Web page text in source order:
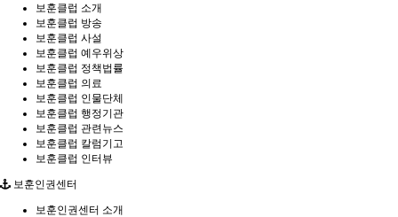
보훈클럽 소개
보훈클럽 방송
보훈클럽 사설
보훈클럽 예우위상
보훈클럽 정책법률
보훈클럽 의료
보훈클럽 인물단체
보훈클럽 행정기관
보훈클럽 관련뉴스
보훈클럽 칼럼기고
보훈클럽 인터뷰
보훈인권센터
보훈인권센터 소개